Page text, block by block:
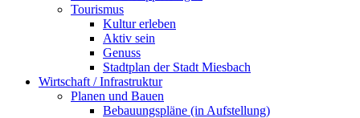
Tourismus
Kultur erleben
Aktiv sein
Genuss
Stadtplan der Stadt Miesbach
Wirtschaft / Infrastruktur
Planen und Bauen
Bebauungspläne (in Aufstellung)